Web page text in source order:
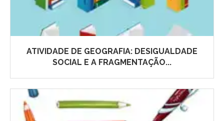
ATIVIDADE DE GEOGRAFIA: DESIGUALDADE
SOCIAL E A FRAGMENTAÇÃO...